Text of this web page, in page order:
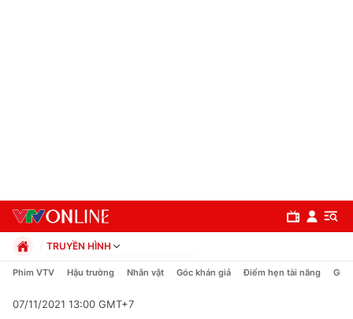
TRUYỀN HÌNH
Chính trị
Pháp luật
Phim VTV Hậu trường Nhân vật Góc khán giả Điểm hẹn tài năng Giải
07/11/2021 13:00 GMT+7